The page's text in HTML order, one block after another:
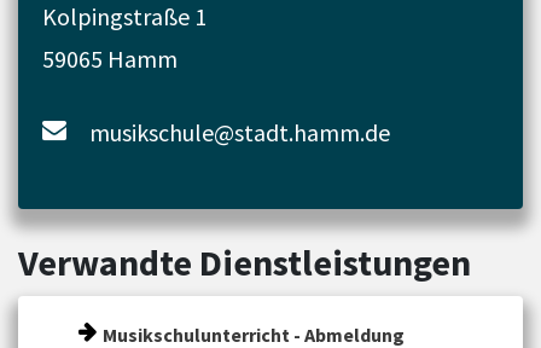
Kolpingstraße 1
59065 Hamm
musikschule@stadt.hamm.de
Verwandte Dienstleistungen
Musikschulunterricht - Abmeldung